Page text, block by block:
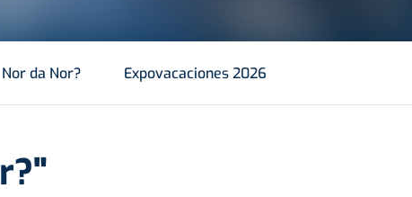
Nor da Nor? Expovacaciones 2026